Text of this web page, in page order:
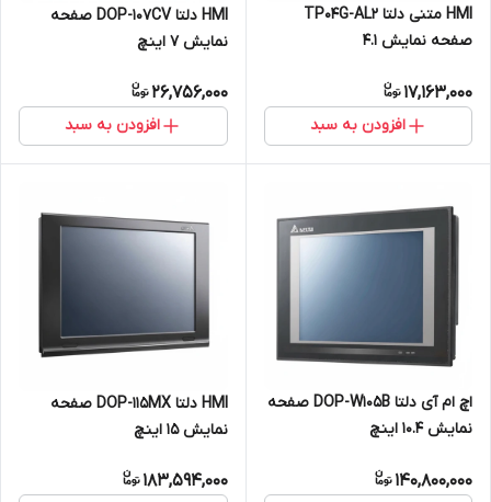
HMI متنی دلتا TP04G-AL2
صفحه نمایش 4.1
17,163,000
افزودن به سبد
HMI دلتا DOP-107CV صفحه
نمایش 7 اینچ
26,756,000
افزودن به سبد
اچ ام آی دلتا DOP-W105B صفحه
نمایش 10.4 اینچ
140,800,000
HMI دلتا DOP-115MX صفحه
نمایش 15 اینچ
183,594,000